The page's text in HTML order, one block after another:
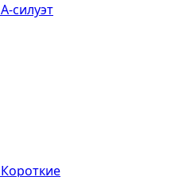
А-силуэт
Короткие